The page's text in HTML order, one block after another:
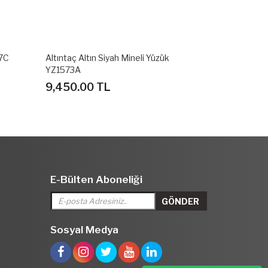
Altıntaç Altın Siyah Mineli Yüzük
YZ1573A
9,450.00 TL
E-Bülten Aboneliği
Sosyal Medya